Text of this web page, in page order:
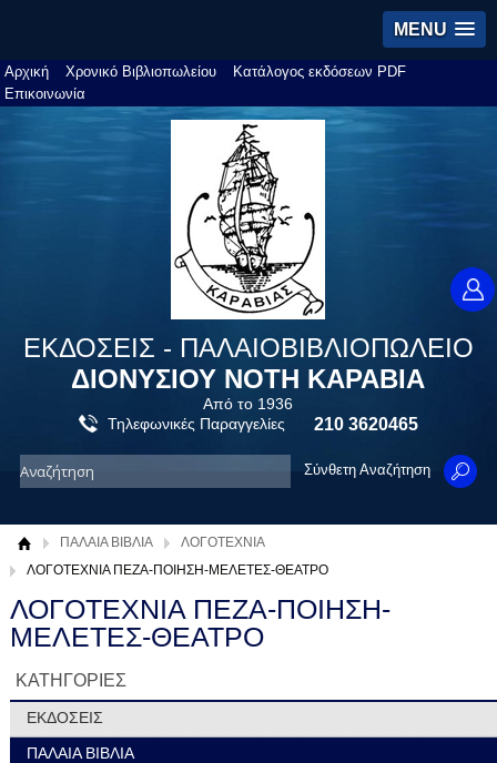
MENU
Αρχική Χρονικό Βιβλιοπωλείου
Κατάλογος εκδόσεων PDF
Επικοινωνία
ΕΚΔΟΣΕΙΣ - ΠΑΛΑΙΟΒΙΒΛΙΟΠΩΛΕΙΟ
ΔΙΟΝΥΣΙΟΥ ΝΟΤΗ ΚΑΡΑΒΙΑ
Από το 1936
Τηλεφωνικές Παραγγελίες
210 3620465
Σύνθετη Αναζήτηση
ΠΑΛΑΙΑ ΒΙΒΛΙΑ
ΛΟΓΟΤΕΧΝΙΑ
ΛΟΓΟΤΕΧΝΙΑ ΠΕΖΑ-ΠΟΙΗΣΗ-ΜΕΛΕΤΕΣ-ΘΕΑΤΡΟ
ΛΟΓΟΤΕΧΝΙΑ ΠΕΖΑ-ΠΟΙΗΣΗ-
ΜΕΛΕΤΕΣ-ΘΕΑΤΡΟ
ΚΑΤΗΓΟΡΙΕΣ
ΕΚΔΟΣΕΙΣ
ΠΑΛΑΙΑ ΒΙΒΛΙΑ